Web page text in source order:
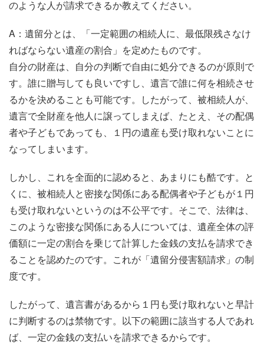
のような人が請求できるか教えてください。
A：遺留分とは、「一定範囲の相続人に、最低限残さなけ
ればならない遺産の割合」を定めたものです。
自分の財産は、自分の判断で自由に処分できるのが原則で
す。誰に贈与しても良いですし、遺言で誰に何を相続させ
るかを決めることも可能です。したがって、被相続人が、
遺言で全財産を他人に譲ってしまえば、たとえ、その配偶
者や子どもであっても、１円の遺産も受け取れないことに
なってしまいます。
しかし、これを全面的に認めると、あまりにも酷です。と
くに、被相続人と密接な関係にある配偶者や子どもが１円
も受け取れないというのは不公平です。そこで、法律は、
このような密接な関係にある人については、遺産全体の評
価額に一定の割合を乗じて計算した金銭の支払を請求でき
ることを認めたのです。これが「遺留分侵害額請求」の制
度です。
したがって、遺言書があるから１円も受け取れないと早計
に判断するのは禁物です。以下の範囲に該当する人であれ
ば、一定の金銭の支払いを請求できるからです。